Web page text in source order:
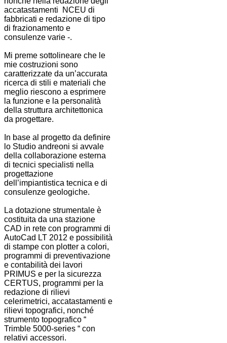
accatastamenti NCEU di
fabbricati e redazione di tipo
di frazionamento e
consulenze varie -.
Mi preme sottolineare che le
mie costruzioni sono
caratterizzate da un’accurata
ricerca di stili e materiali che
meglio riescono a esprimere
la funzione e la personalità
della struttura architettonica
da progettare.
In base al progetto da definire
lo Studio andreoni si avvale
della collaborazione esterna
di tecnici specialisti nella
progettazione
dell’impiantistica tecnica e di
consulenze geologiche.
La dotazione strumentale è
costituita da una stazione
CAD in rete con programmi di
AutoCad LT 2012 e possibilità
di stampe con plotter a colori,
programmi di preventivazione
e contabilità dei lavori
PRIMUS e per la sicurezza
CERTUS, programmi per la
redazione di rilievi
celerimetrici, accatastamenti e
rilievi topografici, nonché
strumento topografico “
Trimble 5000-series “ con
relativi accessori.